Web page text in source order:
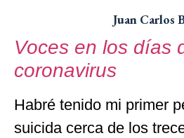
Juan Carlos
Voces en los días
coronavirus
Habré tenido mi primer
suicida cerca de los